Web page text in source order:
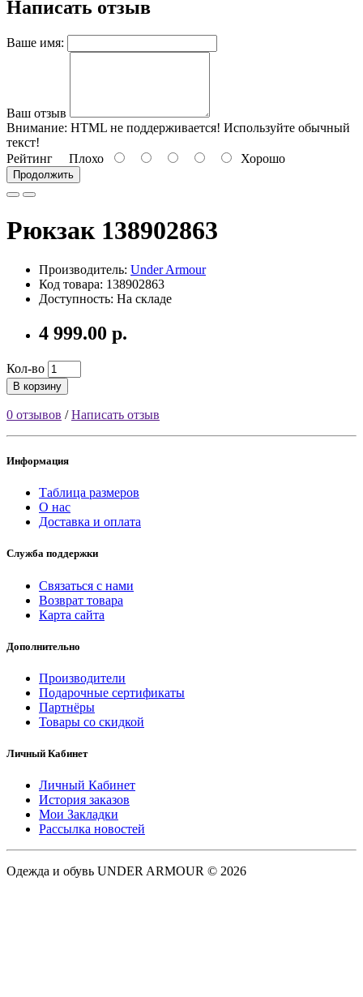
Написать отзыв
Ваше имя:
Ваш отзыв
Внимание: HTML не поддерживается! Используйте обычный
текст!
Рейтинг Плохо Хорошо
Продолжить
Рюкзак 138902863
Производитель: Under Armour
Код товара: 138902863
Доступность: На складе
4 999.00 р.
Кол-во
В корзину
0 отзывов /Написать отзыв
Информация
Таблица размеров
О нас
Доставка и оплата
Служба поддержки
Связаться с нами
Возврат товара
Карта сайта
Дополнительно
Производители
Подарочные сертификаты
Партнёры
Товары со скидкой
Личный Кабинет
Личный Кабинет
История заказов
Мои Закладки
Рассылка новостей
Одежда и обувь UNDER ARMOUR © 2026